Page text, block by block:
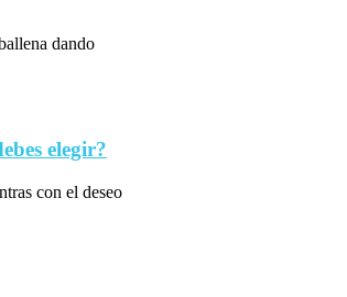
dando
elegir?
con el deseo